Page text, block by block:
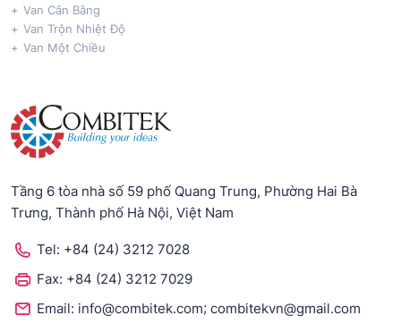
Van Cân Bằng
Van Trộn Nhiệt Độ
Van Một Chiều
Tầng 6 tòa nhà số 59 phố Quang Trung, Phường Hai Bà
Trưng, Thành phố Hà Nội, Việt Nam
Tel: +84 (24) 3212 7028
Fax: +84 (24) 3212 7029
Email: info@combitek.com; combitekvn@gmail.com